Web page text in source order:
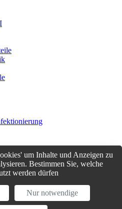
Allgemeine Geschäftsbedingungen
um Inhalte und Anzeigen zu
Bestimmen Sie, welche
werden dürfen
Nur notwendige